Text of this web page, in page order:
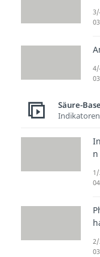
den
3/
4/
Säure-
Indikatoren
2/